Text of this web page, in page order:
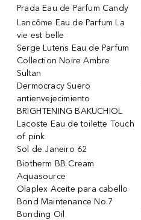
Prada Eau de Parfum Candy
Lancôme Eau de Parfum La
vie est belle
Serge Lutens Eau de Parfum
Collection Noire Ambre
Sultan
Dermocracy Suero
antienvejecimiento
BRIGHTENING BAKUCHIOL
Lacoste Eau de toilette Touch
of pink
Sol de Janeiro 62
Biotherm BB Cream
Aquasource
Olaplex Aceite para cabello
Bond Maintenance No.7
Bonding Oil